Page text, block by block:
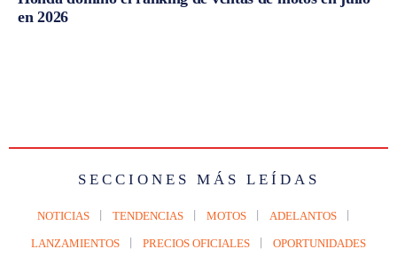
en 2026
SECCIONES MÁS LEÍDAS
NOTICIAS TENDENCIAS MOTOS ADELANTOS
LANZAMIENTOS PRECIOS OFICIALES OPORTUNIDADES